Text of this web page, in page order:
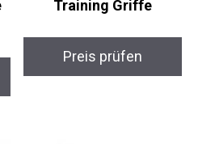
Training Griffe
Preis prüfen